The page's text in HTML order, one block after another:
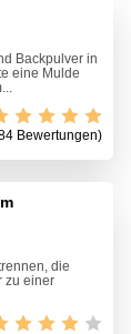
Backpulver in
eine Mulde
Bewertungen)
die
zu einer